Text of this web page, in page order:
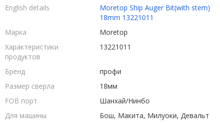
English details
Moretop Ship Auger Bit(with stem)
18mm 13221011
Марка
Moretop
Характеристики
продуктов
13221011
Бренд
профи
Размер сверла
18мм
FOB порт
Шанхай/Нинбо
Для машины
Бош, Макита, Милуоки, Девальт